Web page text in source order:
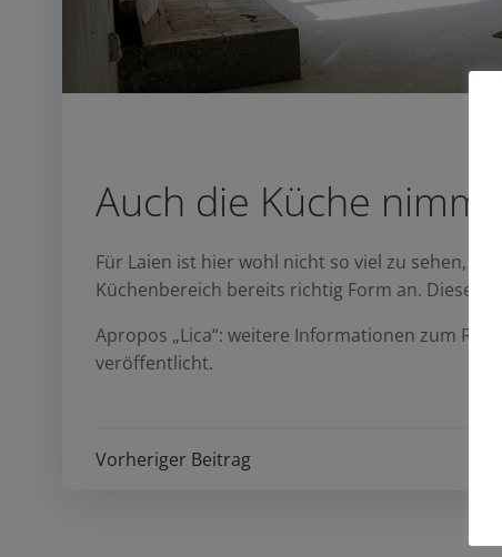
Auch die Küche
Für Laien ist hier wohl nicht so viel zu sehen,
Küchenbereich bereits richtig Form an. Diesen
Apropos „Lica“: weitere Informationen zum
veröffentlicht.
Post
Vorheriger Beitrag